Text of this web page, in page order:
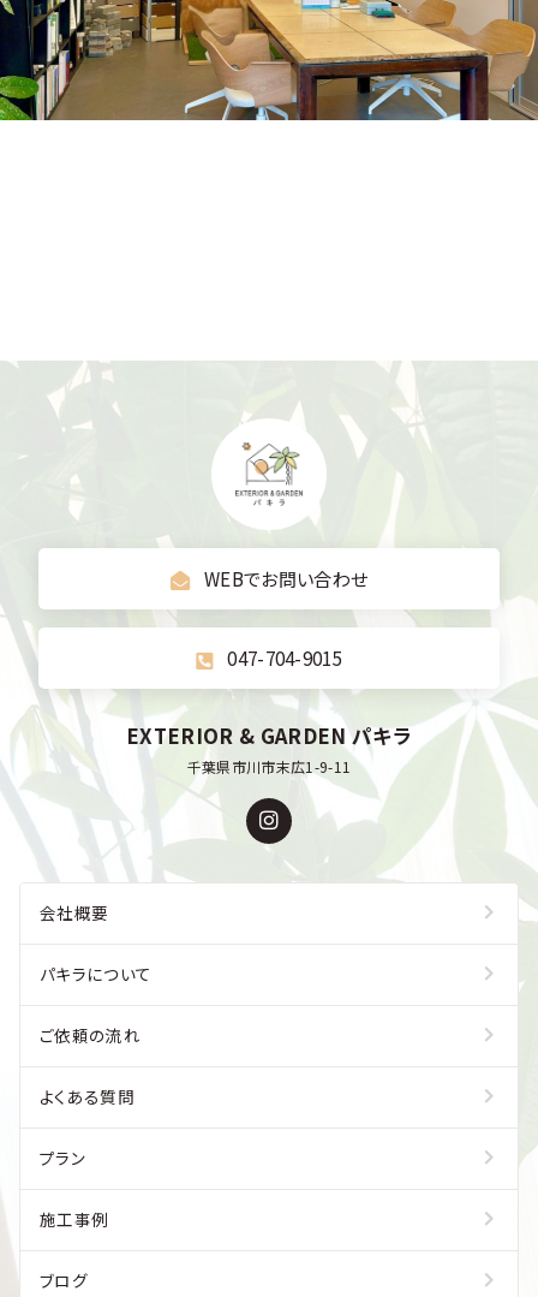
WEBでお問い合わせ
047-704-9015
EXTERIOR & GARDEN パキラ
千葉県市川市末広1-9-11
会社概要
パキラについて
ご依頼の流れ
よくある質問
プラン
施工事例
ブログ